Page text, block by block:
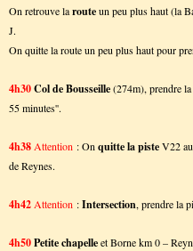
On retrouve larouteun peu plus haut (la
J.
On quitte la route un peu plus haut pour
4h30Col de Bousseille(274m), prendre
55 minutes''.
4h38 Attention : On quitte la pisteV22
de Reynes.
4h42 Attention :Intersection, prendre la
4h50Petite chapelleet Borne km 0 –